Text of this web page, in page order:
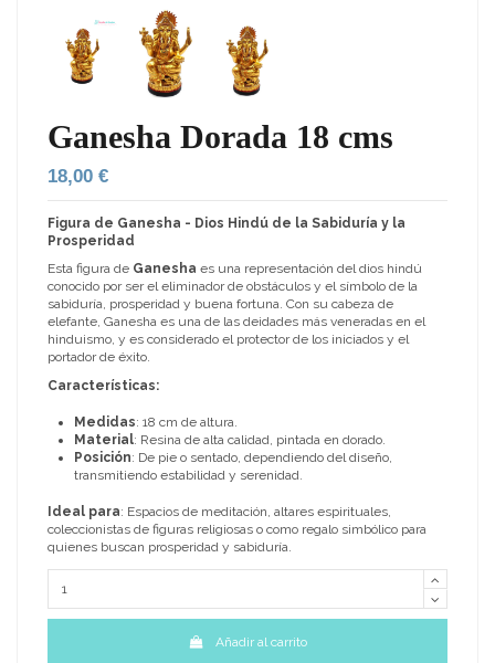
Ganesha Dorada 18 cms
18,00 €
Figura de Ganesha - Dios Hindú de la Sabiduría y la
Prosperidad
Esta figura de Ganesha es una representación del dios hindú
conocido por ser el eliminador de obstáculos y el símbolo de la
sabiduría, prosperidad y buena fortuna. Con su cabeza de
elefante, Ganesha es una de las deidades más veneradas en el
hinduismo, y es considerado el protector de los iniciados y el
portador de éxito.
Características:
Medidas: 18 cm de altura.
Material: Resina de alta calidad, pintada en dorado.
Posición: De pie o sentado, dependiendo del diseño,
transmitiendo estabilidad y serenidad.
Ideal para: Espacios de meditación, altares espirituales,
coleccionistas de figuras religiosas o como regalo simbólico para
quienes buscan prosperidad y sabiduría.
Añadir al carrito